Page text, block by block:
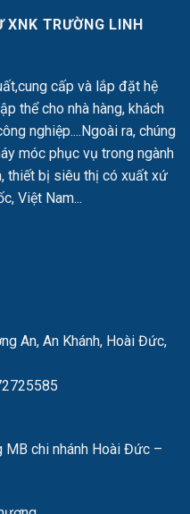
TRƯỜNG LINH
cấp và lắp đặt hệ
thể cho nhà hàng, khách
nghiệp....Ngoài ra, chúng
móc phục vụ trong ngành
thiết bị siêu thị có xuất xứ
Việt Nam...
An, An Khánh, Hoài Đức,
chi nhánh Hoài Đức –